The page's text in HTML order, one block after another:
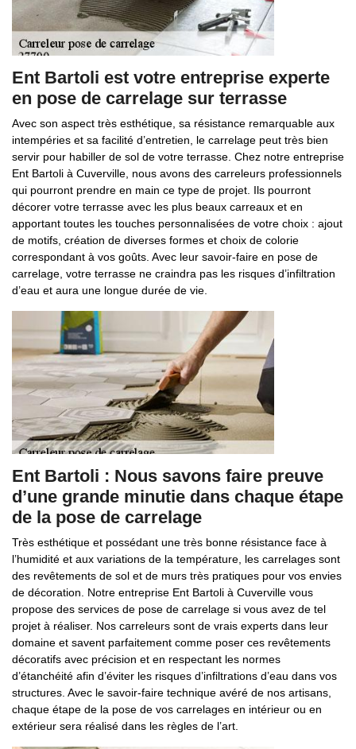
Ent Bartoli est votre entreprise experte
en pose de carrelage sur terrasse
Avec son aspect très esthétique, sa résistance remarquable aux
intempéries et sa facilité d’entretien, le carrelage peut très bien
servir pour habiller de sol de votre terrasse. Chez notre entreprise
Ent Bartoli à Cuverville, nous avons des carreleurs professionnels
qui pourront prendre en main ce type de projet. Ils pourront
décorer votre terrasse avec les plus beaux carreaux et en
apportant toutes les touches personnalisées de votre choix : ajout
de motifs, création de diverses formes et choix de colorie
correspondant à vos goûts. Avec leur savoir-faire en pose de
carrelage, votre terrasse ne craindra pas les risques d’infiltration
d’eau et aura une longue durée de vie.
Ent Bartoli : Nous savons faire preuve
d’une grande minutie dans chaque étape
de la pose de carrelage
Très esthétique et possédant une très bonne résistance face à
l’humidité et aux variations de la température, les carrelages sont
des revêtements de sol et de murs très pratiques pour vos envies
de décoration. Notre entreprise Ent Bartoli à Cuverville vous
propose des services de pose de carrelage si vous avez de tel
projet à réaliser. Nos carreleurs sont de vrais experts dans leur
domaine et savent parfaitement comme poser ces revêtements
décoratifs avec précision et en respectant les normes
d’étanchéité afin d’éviter les risques d’infiltrations d’eau dans vos
structures. Avec le savoir-faire technique avéré de nos artisans,
chaque étape de la pose de vos carrelages en intérieur ou en
extérieur sera réalisé dans les règles de l’art.